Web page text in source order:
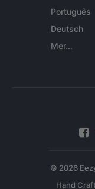
Português
Deutsch
Mer...
© 2026